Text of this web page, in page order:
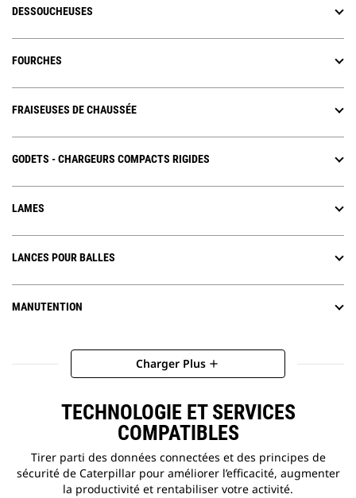
DESSOUCHEUSES
FOURCHES
FRAISEUSES DE CHAUSSÉE
GODETS - CHARGEURS COMPACTS RIGIDES
LAMES
LANCES POUR BALLES
MANUTENTION
Charger Plus add
TECHNOLOGIE ET SERVICES
COMPATIBLES
Tirer parti des données connectées et des principes de
sécurité de Caterpillar pour améliorer l’efficacité, augmenter
la productivité et rentabiliser votre activité.